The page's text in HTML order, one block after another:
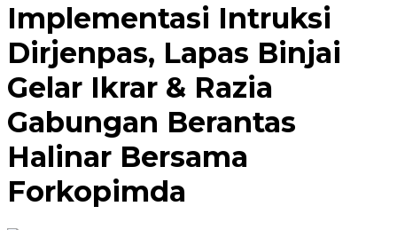
Implementasi Intruksi
Dirjenpas, Lapas Binjai
Gelar Ikrar & Razia
Gabungan Berantas
Halinar Bersama
Forkopimda